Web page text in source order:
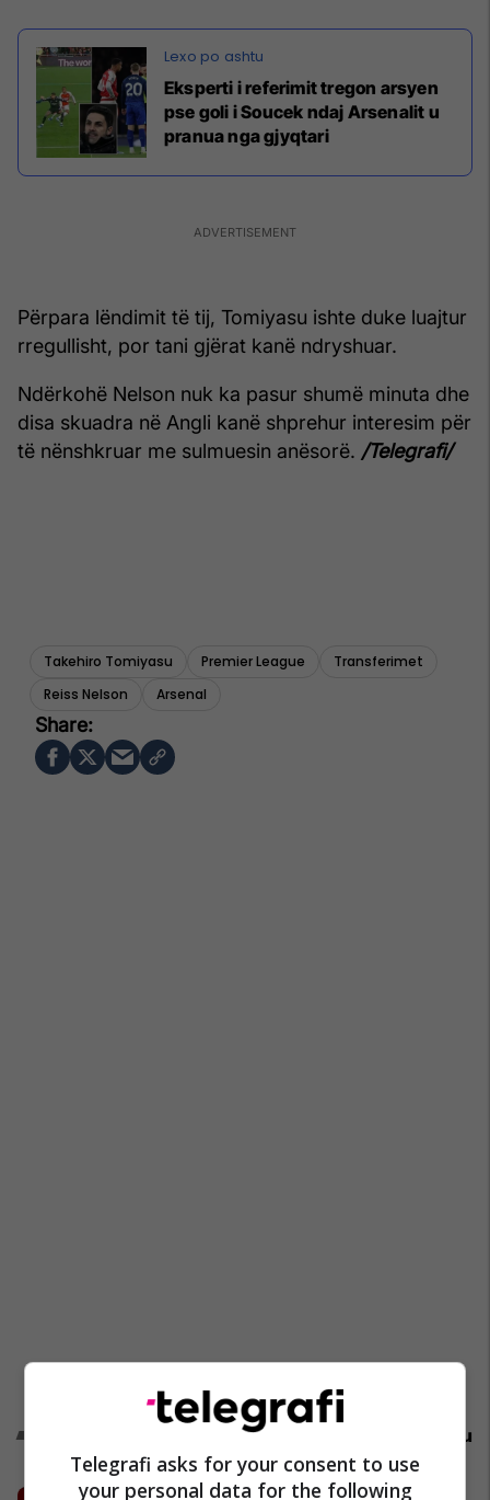
Eksperti i referimit tregon arsyen
pse goli i Soucek ndaj Arsenalit u
pranua nga gjyqtari
Përpara lëndimit të tij, Tomiyasu ishte duke luajtur
rregullisht, por tani gjërat kanë ndryshuar.
Ndërkohë Nelson nuk ka pasur shumë minuta dhe
disa skuadra në Angli kanë shprehur interesim për
të nënshkruar me sulmuesin anësorë. /Telegrafi/
Takehiro Tomiyasu Premier League
Transferimet
Reiss Nelson
Arsenal
Reklamo këtu
Telegrafi asks for your consent to use
your personal data for the following